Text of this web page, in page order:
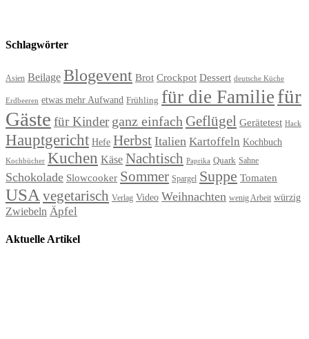
Schlagwörter
Asien Beilage Blogevent Brot Crockpot Dessert deutsche Küche
Erdbeeren etwas mehr Aufwand Frühling für die Familie für
Gäste für Kinder ganz einfach Geflügel Gerätetest Hack
Hauptgericht Hefe Herbst Italien Kartoffeln Kochbuch
Kochbücher Kuchen Käse Nachtisch Paprika Quark Sahne
Schokolade Slowcooker Sommer Spargel Suppe Tomaten
USA vegetarisch Verlag Video Weihnachten wenig Arbeit würzig
Zwiebeln Äpfel
Aktuelle Artikel